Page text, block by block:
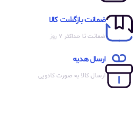
ضمانت بازگشت کالا
ضمانت تا حداکثر ۷ روز
ارسال هدیه
ارسال کالا به صورت کادویی